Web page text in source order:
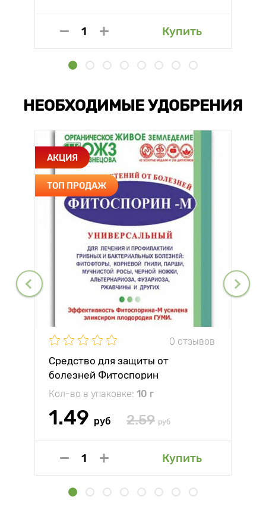
Купить
НЕОБХОДИМЫЕ УДОБРЕНИЯ
АКЦИЯ
ТОП ПРОДАЖ
0 отзывов
Средство для защиты от
болезней Фитоспорин
Кол-во в упаковке: 10 г
1.49 руб 2.59 руб
Купить